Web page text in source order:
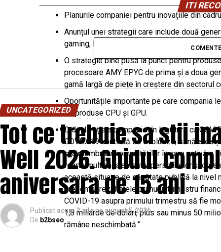
Planurile companiei pentru inovațiile din
Anunțul unei strategii care include două
gaming, împreună cu sisteme pentru centre
O strategie bine pusă la punct pentru
procesoare AMY EPYC de prima și a doua
gamă largă de piețe în creștere din sectorul
Oportunitățile importante pe care compania
de produse CPU și GPU.
O declarație a companiei în legătură cu
COVID-19 continuă să evolueze, sănătatea
și a membrilor comunităților în care activăm
foarte mult angajamentul persoanelor și
această situație de sănătate publică la nivel
prezentat rezultatele primului trimestru
COVID-19 asupra primului trimestru să fie
1,8 miliarde de dolari, plus sau minus 50
rămâne neschimbată.”
ITI
UNCATEGORIZED
Tot ce trebuie sa stii
Well 2026. Ghidul
aniversara de 15 ani
Publicat acum 3 zilepe august 5, 2026
De b2bseo